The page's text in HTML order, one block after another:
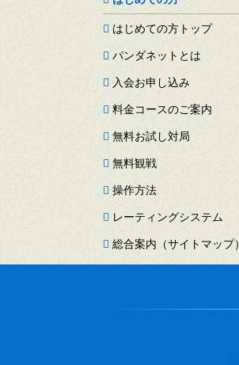
はじめての方トップ
パンダネットとは
入会お申し込み
料金コースのご案内
無料お試し対局
無料観戦
操作方法
レーティングシステム
総合案内（サイトマップ）